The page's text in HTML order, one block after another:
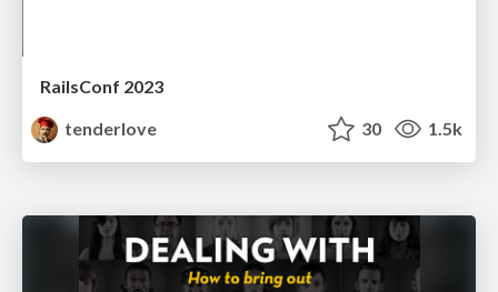
RailsConf 2023
tenderlove
30 1.5k